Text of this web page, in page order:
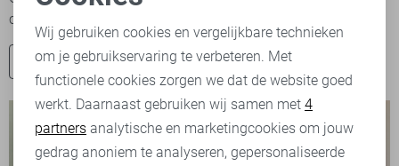
collectie is veelzijdig en geschikt voor elke gelegenheid....
Shop nu
Noodzakelijke cookies
Personalisatie cookies
Analytische cookies
Marketing cookies
Wij gebruiken cookies en vergelijkbare technieken
om je gebruikservaring te verbeteren. Met
functionele cookies zorgen we dat de website goed
werkt. Daarnaast gebruiken wij samen met 4
partners analytische en marketingcookies om jouw
gedrag anoniem te analyseren, gepersonaliseerde